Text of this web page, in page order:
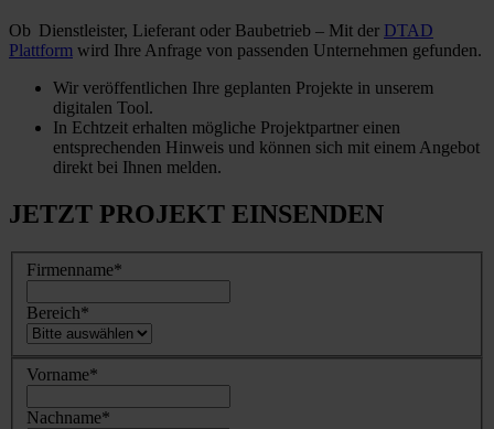
Ob Dienstleister, Lieferant oder Baubetrieb – Mit der DTAD
Plattform wird Ihre Anfrage von passenden Unternehmen gefunden.
Wir veröffentlichen Ihre geplanten Projekte in unserem
digitalen Tool.
In Echtzeit erhalten mögliche Projektpartner einen
entsprechenden Hinweis und können sich mit einem Angebot
direkt bei Ihnen melden.
JETZT PROJEKT EINSENDEN
Firmenname*
Bereich*
Vorname*
Nachname*